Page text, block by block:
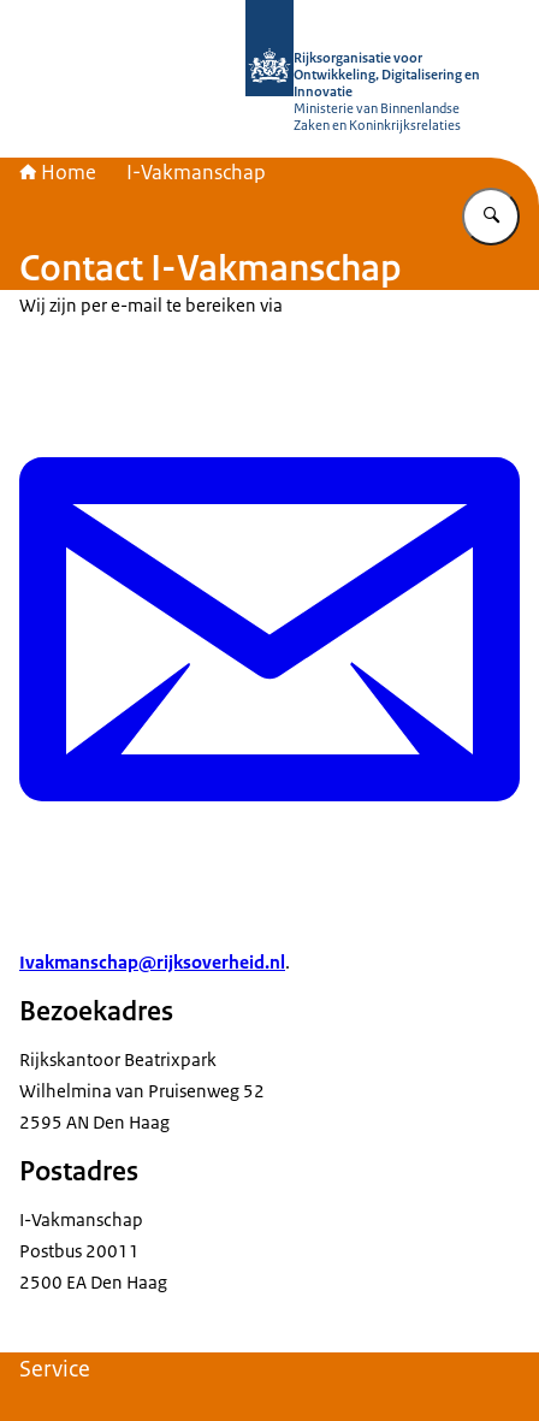
Rijksorganisatie voor
Ontwikkeling, Digitalisering en
Innovatie
Ministerie van Binnenlandse
Zaken en Koninkrijksrelaties
Home I-Vakmanschap
Contact I-Vakmanschap
Wij zijn per e-mail te bereiken via
Ivakmanschap@rijksoverheid.nl.
Bezoekadres
Rijkskantoor Beatrixpark
Wilhelmina van Pruisenweg 52
2595 AN Den Haag
Postadres
I-Vakmanschap
Postbus 20011
2500 EA Den Haag
Service